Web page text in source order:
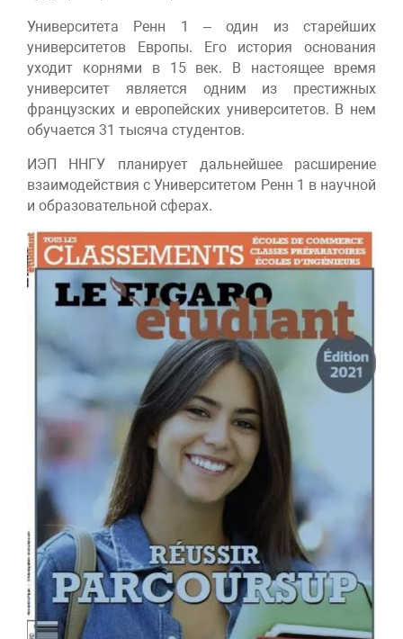
Университета Ренн 1 – один из старейших
университетов Европы. Его история основания
уходит корнями в 15 век. В настоящее время
университет является одним из престижных
французских и европейских университетов. В нем
обучается 31 тысяча студентов.
ИЭП ННГУ планирует дальнейшее расширение
взаимодействия с Университетом Ренн 1 в научной
и образовательной сферах.